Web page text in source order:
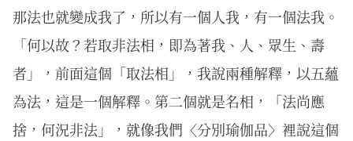
那法也就變成我了，所以有一個人我，有一個法我。
「何以故？若取非法相，即為著我、人、眾生、壽
者」，前面這個「取法相」，我說兩種解釋，以五蘊
為法，這是一個解釋。第二個就是名相，「法尚應
捨，何況非法」，就像我們〈分別瑜伽品〉裡說這個